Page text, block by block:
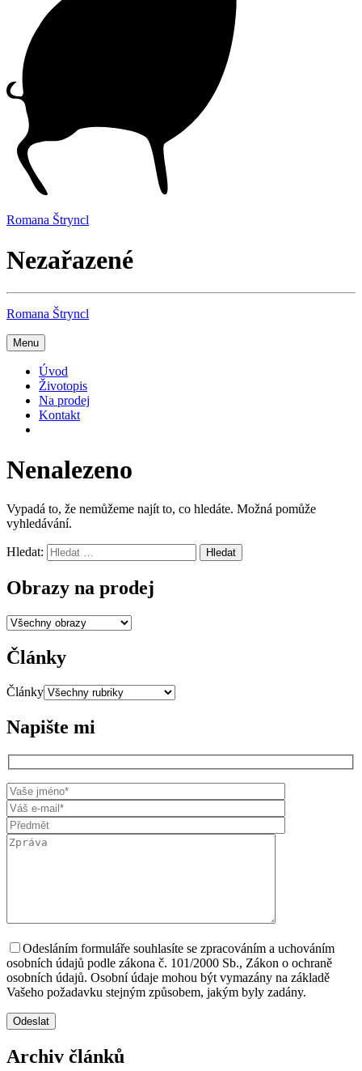
Romana Štryncl
Nezařazené
Romana Štryncl
Menu
Úvod
Životopis
Na prodej
Kontakt
Nenalezeno
Vypadá to, že nemůžeme najít to, co hledáte. Možná pomůže
vyhledávání.
Hledat:
Obrazy na prodej
Články
Články
Napište mi
Odesláním formuláře souhlasíte se zpracováním a uchováním
osobních údajů podle zákona č. 101/2000 Sb., Zákon o ochraně
osobních údajů. Osobní údaje mohou být vymazány na základě
Vašeho požadavku stejným způsobem, jakým byly zadány.
Archiv článků